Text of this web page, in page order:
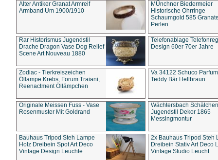
Alter Antiker Granat Armreif
Armband Um 1900/1910
MÜnchner Biedermeier
Historische Ohrringe
Schaumgold 585
Perlen
Rar Historismus Jugendstil
Drache Dragon Vase Dog Relief
Scene Art Nouveau 1880
Telefonablage
Design 60er 70er Jahre
Zodiac - Tierkreiszeichen
Öllampe Krebs, Forum Traiani,
Reenactment Öllämpchen
Va 34122 Schuco
Teddy Bär Hellbraun
Originale Meissen Fuss - Vase
Rosenmuster Mit Goldrand
Wächtersbach Schälchen
Jugendstil Dekor 1865
Messingmontur
Bauhaus Tripod Steh Lampe
Holz Dreibein Spot Art Deco
Vintage Design Leuchte
2x Bauhaus Tripod Steh
Dreibein Stativ Art Deco
Vintage Studio Leucht